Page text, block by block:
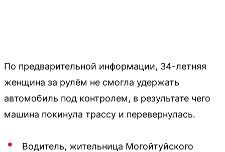
По предварительной информации, 34-летняя
женщина за рулём не смогла удержать
автомобиль под контролем, в результате чего
машина покинула трассу и перевернулась.
Водитель, жительница Могойтуйского